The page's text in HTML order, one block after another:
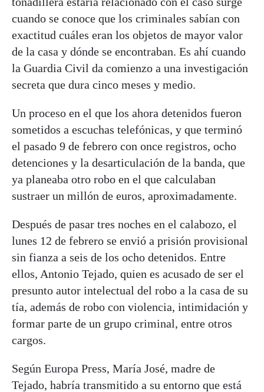
cuando se conoce que los criminales sabían con
exactitud cuáles eran los objetos de mayor valor
de la casa y dónde se encontraban. Es ahí cuando
la Guardia Civil da comienzo a una investigación
secreta que dura cinco meses y medio.
Un proceso en el que los ahora detenidos fueron
sometidos a escuchas telefónicas, y que terminó
el pasado 9 de febrero con once registros, ocho
detenciones y la desarticulación de la banda, que
ya planeaba otro robo en el que calculaban
sustraer un millón de euros, aproximadamente.
Después de pasar tres noches en el calabozo, el
lunes 12 de febrero se envió a prisión provisional
sin fianza a seis de los ocho detenidos. Entre
ellos, Antonio Tejado, quien es acusado de ser el
presunto autor intelectual del robo a la casa de su
tía, además de robo con violencia, intimidación y
formar parte de un grupo criminal, entre otros
cargos.
Según Europa Press, María José, madre de
Tejado, habría transmitido a su entorno que está